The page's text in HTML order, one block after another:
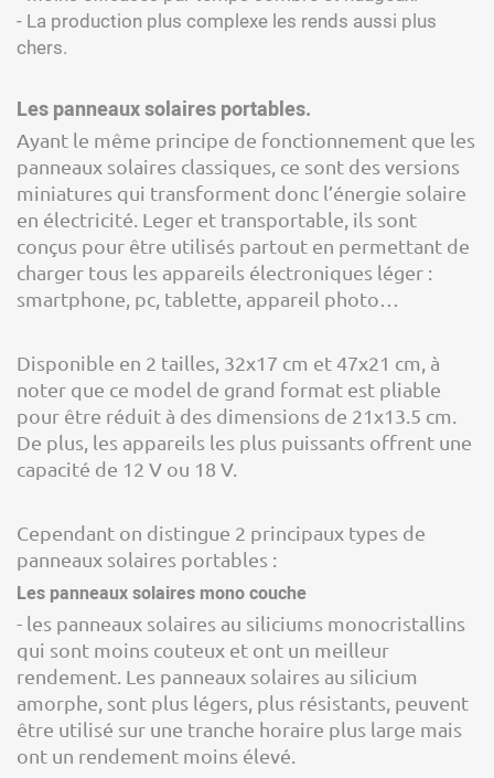
- La production plus complexe les rends aussi plus
chers.
Les panneaux solaires portables.
Ayant le même principe de fonctionnement que les
panneaux solaires classiques, ce sont des versions
miniatures qui transforment donc l’énergie solaire
en électricité. Leger et transportable, ils sont
conçus pour être utilisés partout en permettant de
charger tous les appareils électroniques léger :
smartphone, pc, tablette, appareil photo…
Disponible en 2 tailles, 32x17 cm et 47x21 cm, à
noter que ce model de grand format est pliable
pour être réduit à des dimensions de 21x13.5 cm.
De plus, les appareils les plus puissants offrent une
capacité de 12 V ou 18 V.
Cependant on distingue 2 principaux types de
panneaux solaires portables :
Les panneaux solaires mono couche
- les panneaux solaires au siliciums monocristallins
qui sont moins couteux et ont un meilleur
rendement. Les panneaux solaires au silicium
amorphe, sont plus légers, plus résistants, peuvent
être utilisé sur une tranche horaire plus large mais
ont un rendement moins élevé.